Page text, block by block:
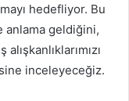
hedefliyor. Bu
anlama geldiğini,
inceleyeceğiz.